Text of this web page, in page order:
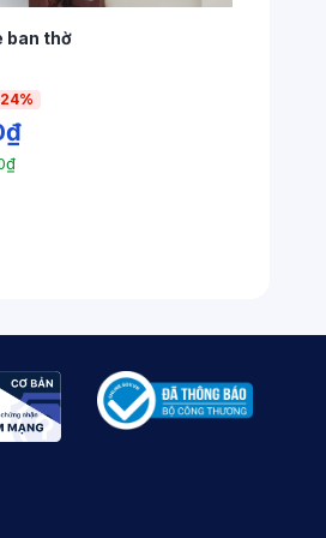
sồi Mỹ chất lượng
ban thờ
₫
₫